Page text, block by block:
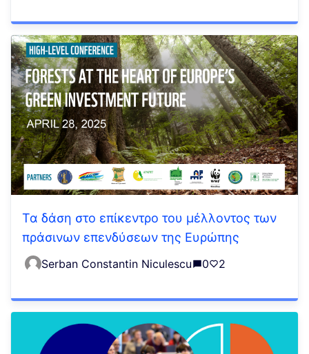
Τα δάση στο επίκεντρο του μέλλοντος των
πράσινων επενδύσεων της Ευρώπης
Serban Constantin Niculescu 0 2